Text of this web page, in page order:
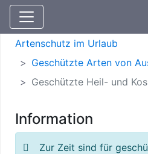
Artenschutz
Artenschutz im Urlaub
Geschützte Arten von
Geschützte Heil- und
Information
Zur Zeit sind für